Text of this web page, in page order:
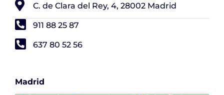
C. de Clara del Rey, 4, 28002 Madrid
911 88 25 87
637 80 52 56
Madrid